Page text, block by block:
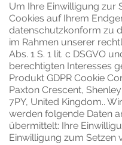
Um Ihre Einwilligung zur
Cookies auf Ihrem
datenschutzkonform zu
im Rahmen unserer
Abs. 1 S. 1 lit. c DSGVO
berechtigten Interesses
Produkt GDPR Cookie
Paxton Crescent,
7PY, United Kingdom..
werden folgende Daten
übermittelt: Ihre
Einwilligung zum Setzen